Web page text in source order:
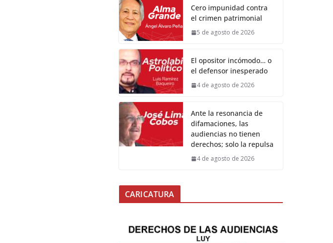
Cero impunidad contra
el crimen patrimonial
5 de agosto de 2026
El opositor incómodo… o
el defensor inesperado
4 de agosto de 2026
Ante la resonancia de
difamaciones, las
audiencias no tienen
derechos; solo la repulsa
4 de agosto de 2026
CARICATURA